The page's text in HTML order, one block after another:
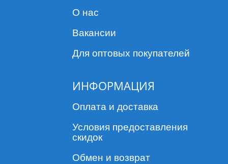
О нас
Вакансии
Для оптовых покупателей
ИНФОРМАЦИЯ
Оплата и доставка
Условия предоставления
скидок
Обмен и возврат